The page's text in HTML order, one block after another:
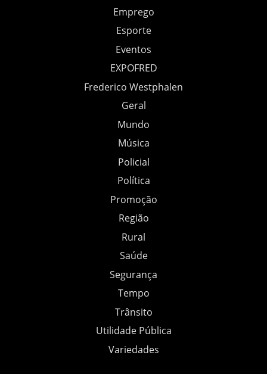
Emprego
Esporte
Eventos
EXPOFRED
Frederico Westphalen
Geral
Mundo
Música
Policial
Política
Promoção
Região
Rural
Saúde
Segurança
Tempo
Trânsito
Utilidade Pública
Variedades